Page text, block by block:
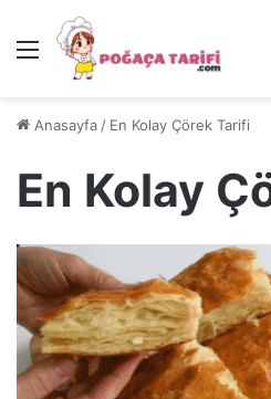
Menü
Anasayfa / En Kolay Çörek Tarifi
En Kolay